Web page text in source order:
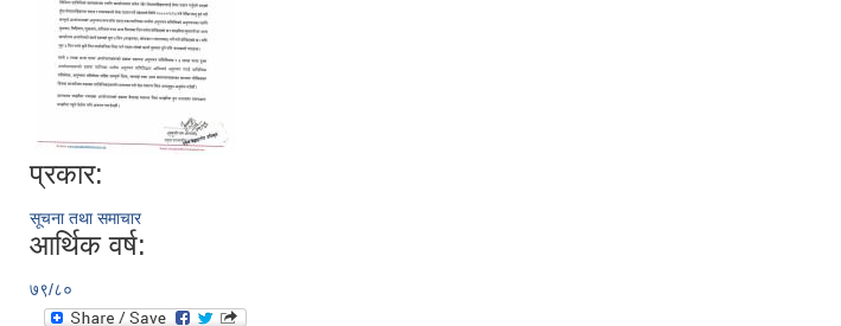
प्रकार:
सूचना तथा समाचार
आर्थिक वर्ष:
७९/८०